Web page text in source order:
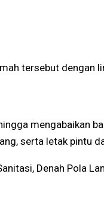
tersebut dengan
mengabaikan
serta letak pintu
Denah Pola